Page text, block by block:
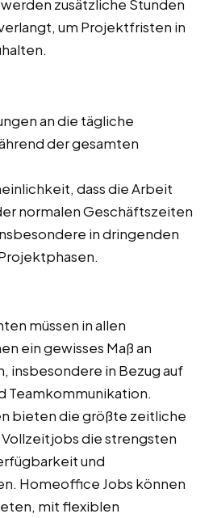
zusätzliche Stunden
um Projektfristen in
an die tägliche
der gesamten
dass die Arbeit
normalen Geschäftszeiten
in dringenden
müssen in allen
ein gewisses Maß an
insbesondere in Bezug auf
Teamkommunikation.
bieten die größte zeitliche
die strengsten
und
Homeoffice Jobs können
mit flexiblen